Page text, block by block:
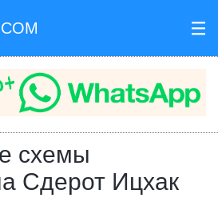
III
схемы
Сдерот Ицхак